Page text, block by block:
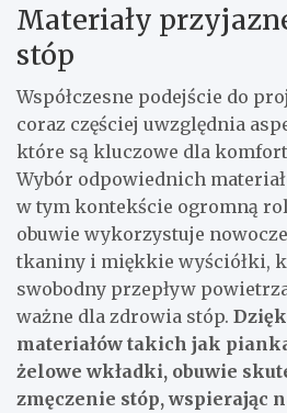
Materiały
stóp
Współczesne podejście do
coraz częściej uwzględnia
które są kluczowe dla
Wybór odpowiednich
w tym kontekście ogromną
obuwie wykorzystuje
tkaniny i miękkie wyściółki,
swobodny przepływ
ważne dla zdrowia stóp.
materiałów takich jak
żelowe wkładki, obuwie
zmęczenie stóp, wspierając